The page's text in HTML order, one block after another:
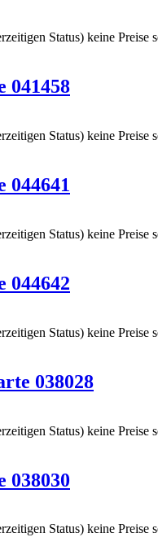
Status) keine Preise
041458
Status) keine Preise
044641
Status) keine Preise
044642
Status) keine Preise
038028
Status) keine Preise
038030
Status) keine Preise